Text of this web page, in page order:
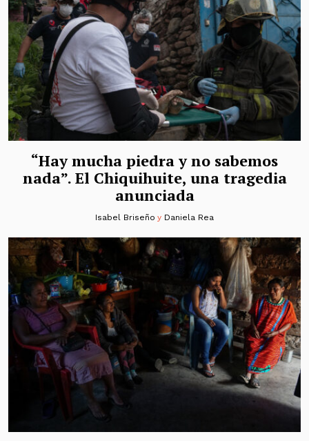
“Hay mucha piedra y no sabemos
nada”. El Chiquihuite, una tragedia
anunciada
Isabel Briseño y Daniela Rea